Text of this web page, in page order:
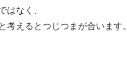
はなく、
と考えるとつじつまが合います。